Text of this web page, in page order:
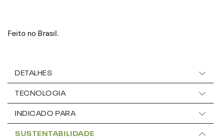
Feito no Brasil.
DETALHES
TECNOLOGIA
INDICADO PARA
SUSTENTABILIDADE